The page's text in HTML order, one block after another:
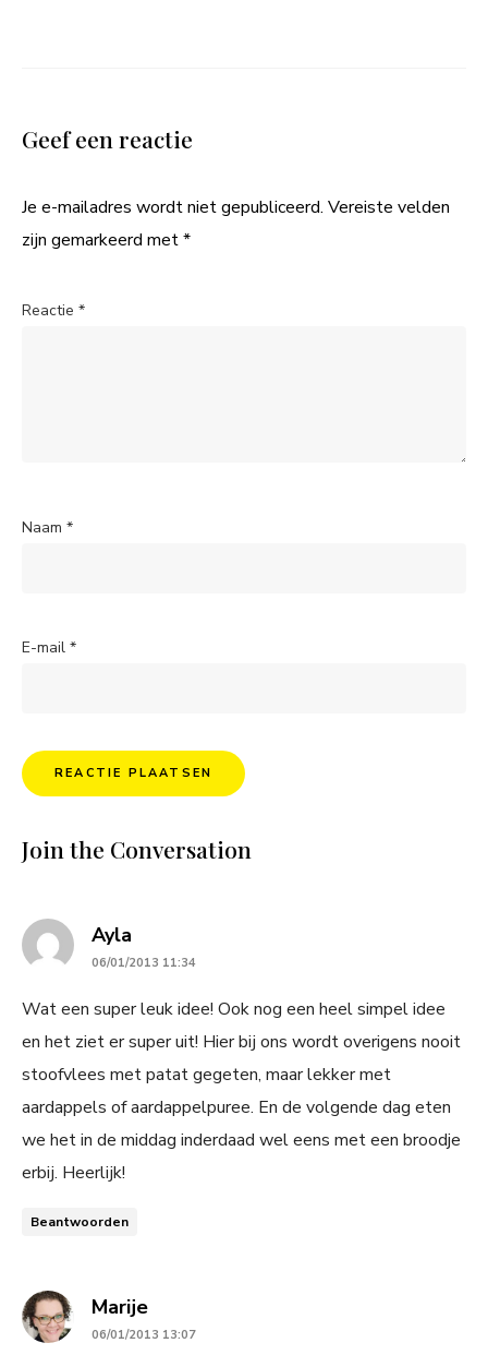
Geef een reactie
Je e-mailadres wordt niet gepubliceerd. Vereiste velden
zijn gemarkeerd met*
Reactie *
Naam *
E-mail *
Join the Conversation
Ayla
06/01/2013 11:34
Wat een super leuk idee! Ook nog een heel simpel idee
en het ziet er super uit! Hier bij ons wordt overigens nooit
stoofvlees met patat gegeten, maar lekker met
aardappels of aardappelpuree. En de volgende dag eten
we het in de middag inderdaad wel eens met een broodje
erbij. Heerlijk!
Beantwoorden
Marijesays:
06/01/2013 13:07